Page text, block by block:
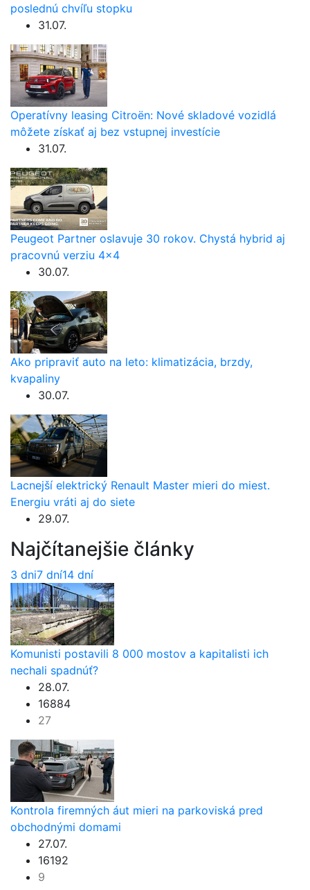
poslednú chvíľu stopku
31.07.
Operatívny leasing Citroën: Nové skladové vozidlá
môžete získať aj bez vstupnej investície
31.07.
Peugeot Partner oslavuje 30 rokov. Chystá hybrid aj
pracovnú verziu 4×4
30.07.
Ako pripraviť auto na leto: klimatizácia, brzdy,
kvapaliny
30.07.
Lacnejší elektrický Renault Master mieri do miest.
Energiu vráti aj do siete
29.07.
Najčítanejšie články
3 dni7 dní14 dní
Komunisti postavili 8 000 mostov a kapitalisti ich
nechali spadnúť?
28.07.
16884
27
Kontrola firemných áut mieri na parkoviská pred
obchodnými domami
27.07.
16192
9